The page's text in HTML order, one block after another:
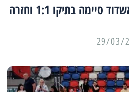
מסובכים, שוב: מ.ס אשדוד סיימה בתיקו 1:1 וחזרה